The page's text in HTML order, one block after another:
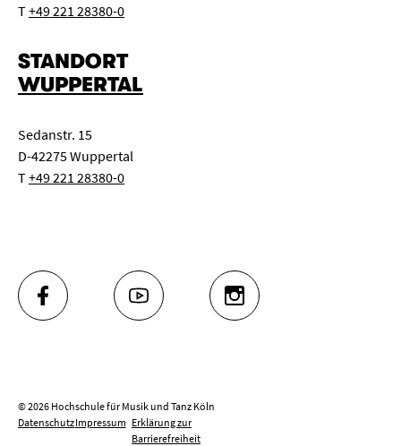
T+49 221 28380-0
STANDORT
WUPPERTAL
Sedanstr. 15
D-42275 Wuppertal
T+49 221 28380-0
FACEBOOK YOUTUBE INSTAGRAM
© 2026 Hochschule für Musik und Tanz Köln
DatenschutzImpressum Erklärung zur
Barrierefreiheit